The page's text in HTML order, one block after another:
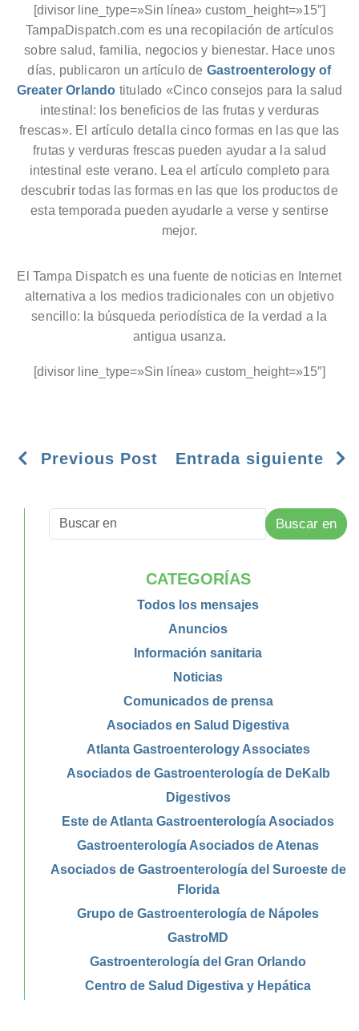
[divisor line_type=»Sin línea» custom_height=»15″]
TampaDispatch.com es una recopilación de artículos
sobre salud, familia, negocios y bienestar. Hace unos
días, publicaron un artículo de Gastroenterology of
Greater Orlando titulado «Cinco consejos para la salud
intestinal: los beneficios de las frutas y verduras
frescas». El artículo detalla cinco formas en las que las
frutas y verduras frescas pueden ayudar a la salud
intestinal este verano. Lea el artículo completo para
descubrir todas las formas en las que los productos de
esta temporada pueden ayudarle a verse y sentirse
mejor.
El Tampa Dispatch es una fuente de noticias en Internet
alternativa a los medios tradicionales con un objetivo
sencillo: la búsqueda periodística de la verdad a la
antigua usanza.
[divisor line_type=»Sin línea» custom_height=»15″]
Previous Post Entrada siguiente
Buscar en
CATEGORÍAS
Todos los mensajes
Anuncios
Información sanitaria
Noticias
Comunicados de prensa
Asociados en Salud Digestiva
Atlanta Gastroenterology Associates
Asociados de Gastroenterología de DeKalb
Digestivos
Este de Atlanta Gastroenterología Asociados
Gastroenterología Asociados de Atenas
Asociados de Gastroenterología del Suroeste de
Florida
Grupo de Gastroenterología de Nápoles
GastroMD
Gastroenterología del Gran Orlando
Centro de Salud Digestiva y Hepática